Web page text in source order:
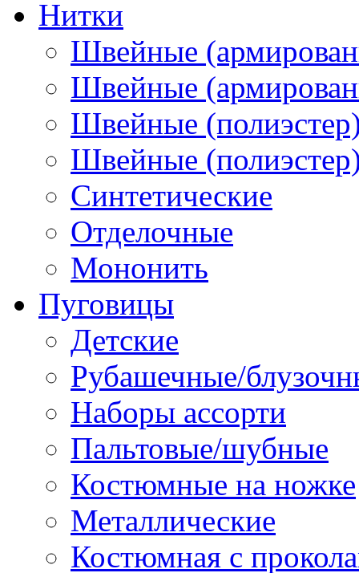
Нитки
Швейные
Швейные
Швейные
Швейные
Синтетические
Отделочные
Мононить
Пуговицы
Детские
Рубашечные/
Наборы ассорти
Пальтовые/шубные
Костюмные на ножке
Металлические
Костюмная с